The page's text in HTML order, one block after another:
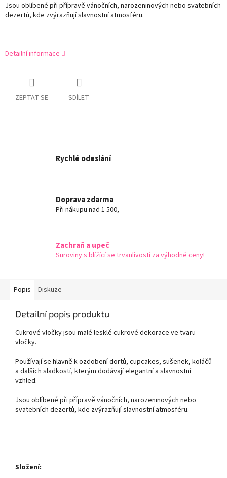
Jsou oblíbené při přípravě vánočních, narozeninových nebo svatebních
dezertů, kde zvýrazňují slavnostní atmosféru.
Detailní informace
ZEPTAT SE SDÍLET
Rychlé odeslání
Doprava zdarma
Při nákupu nad 1 500,-
Zachraň a upeč
Suroviny s blížící se trvanlivostí za výhodné ceny!
Popis Diskuze
Detailní popis produktu
Cukrové vločky jsou malé lesklé cukrové dekorace ve tvaru
vločky.
Používají se hlavně k ozdobení dortů, cupcakes, sušenek, koláčů
a dalších sladkostí, kterým dodávají elegantní a slavnostní
vzhled.
Jsou oblíbené při přípravě vánočních, narozeninových nebo
svatebních dezertů, kde zvýrazňují slavnostní atmosféru.
Složení: